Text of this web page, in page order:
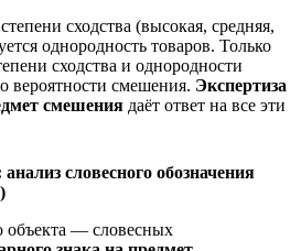
сходства (высокая, средняя,
однородность товаров. Только
сходства и однородности
вероятности смешения. Экспертиза
смешения даёт ответ на все эти
словесного обозначения
объекта — словесных